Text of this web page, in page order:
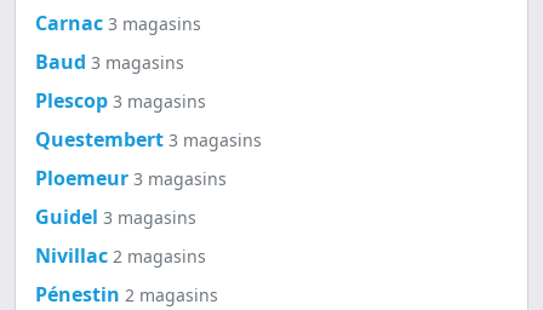
Carnac 3 magasins
Baud 3 magasins
Plescop 3 magasins
Questembert 3 magasins
Ploemeur 3 magasins
Guidel 3 magasins
Nivillac 2 magasins
Pénestin 2 magasins